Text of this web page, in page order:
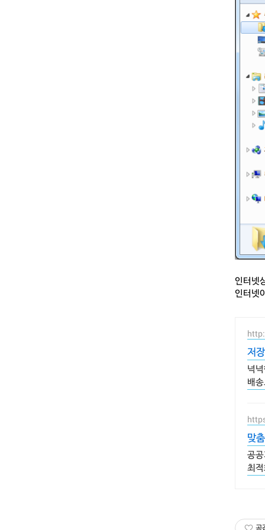
인터넷
인터넷
저
넉
배
맞
공
최
공